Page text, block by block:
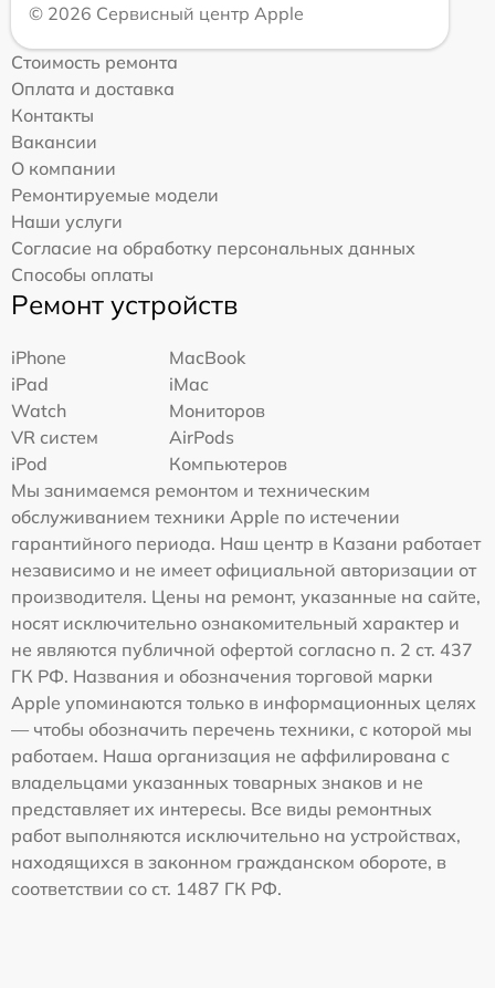
© 2026 Сервисный центр Apple
Стоимость ремонта
Оплата и доставка
Контакты
Вакансии
О компании
Ремонтируемые модели
Наши услуги
Согласие на обработку персональных данных
Способы оплаты
Ремонт устройств
iPhone
MacBook
iPad
iMac
Watch
Мониторов
VR систем
AirPods
iPod
Компьютеров
Мы занимаемся ремонтом и техническим
обслуживанием техники Apple по истечении
гарантийного периода. Наш центр в Казани работает
независимо и не имеет официальной авторизации от
производителя. Цены на ремонт, указанные на сайте,
носят исключительно ознакомительный характер и
не являются публичной офертой согласно п. 2 ст. 437
ГК РФ. Названия и обозначения торговой марки
Apple упоминаются только в информационных целях
— чтобы обозначить перечень техники, с которой мы
работаем. Наша организация не аффилирована с
владельцами указанных товарных знаков и не
представляет их интересы. Все виды ремонтных
работ выполняются исключительно на устройствах,
находящихся в законном гражданском обороте, в
соответствии со ст. 1487 ГК РФ.